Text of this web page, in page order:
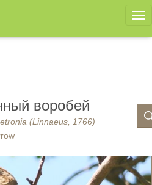
воробей
(Linnaeus, 1766)